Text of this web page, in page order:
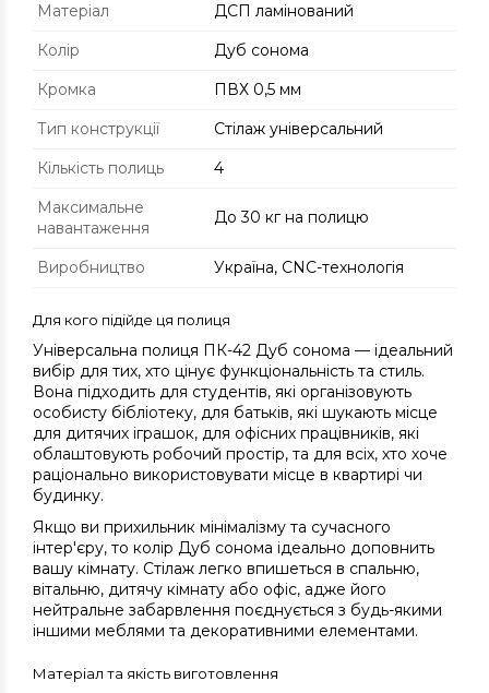
Матеріал
ДСП ламінований
Колір
Дуб сонома
Кромка
ПВХ 0,5 мм
Тип конструкції
Стілаж універсальний
Кількість полиць
4
Максимальне
навантаження
До 30 кг на полицю
Виробництво Україна, CNC-технологія
Для кого підійде ця полиця
Універсальна полиця ПК-42 Дуб сонома — ідеальний
вибір для тих, хто цінує функціональність та стиль.
Вона підходить для студентів, які організовують
особисту бібліотеку, для батьків, які шукають місце
для дитячих іграшок, для офісних працівників, які
облаштовують робочий простір, та для всіх, хто хоче
раціонально використовувати місце в квартирі чи
будинку.
Якщо ви прихильник мінімалізму та сучасного
інтер'єру, то колір Дуб сонома ідеально доповнить
вашу кімнату. Стілаж легко впишеться в спальню,
вітальню, дитячу кімнату або офіс, адже його
нейтральне забарвлення поєднується з будь-якими
іншими меблями та декоративними елементами.
Матеріал та якість виготовлення